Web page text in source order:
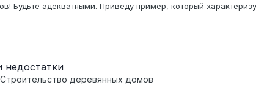
Будьте адекватными. Приведу пример, который
Строительство деревянных домов